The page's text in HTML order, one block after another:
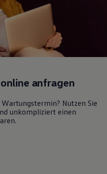
anfragen
Nutzen Sie
unkompliziert einen